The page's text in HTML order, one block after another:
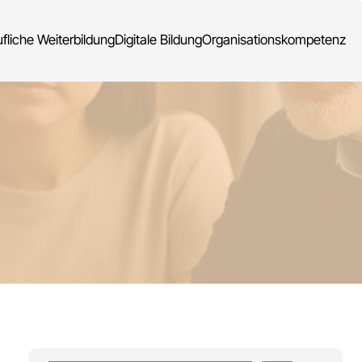
WeiterbildungDigitale BildungOrganisationskompetenz